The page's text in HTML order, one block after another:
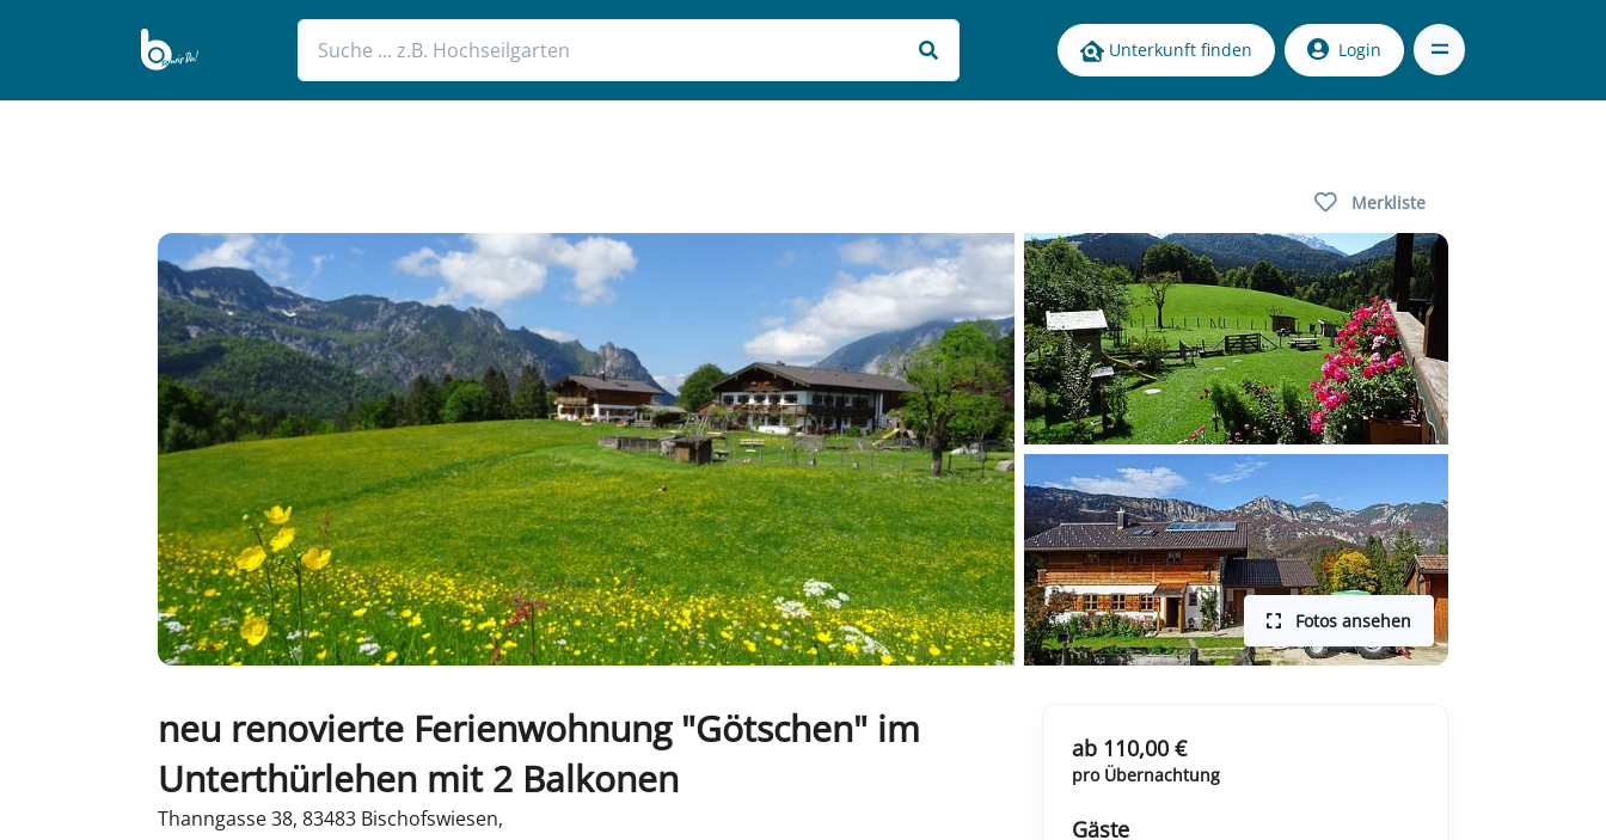
Unterkunft finden Login
Merkliste
Fotos ansehen
neu renovierte Ferienwohnung "Götschen" im
Unterthürlehen mit 2 Balkonen
Thanngasse 38, 83483 Bischofswiesen,
ab 110,00 €
pro Übernachtung
Gäste